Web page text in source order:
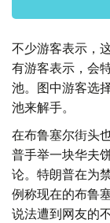
不少游客表示，
有游客表示，会
池。图中游客选
池来解手。
在布鲁塞尔街头
普手举一块华夫
论。特朗普在为
例称现在的布鲁
说法遭到网友的